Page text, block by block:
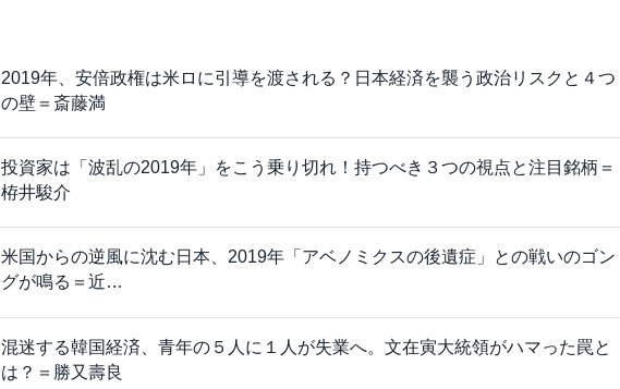
2019年、安倍政権は米ロに引導を渡される？日本経済を襲う政治リスクと４つ
の壁＝斎藤満
投資家は「波乱の2019年」をこう乗り切れ！持つべき３つの視点と注目銘柄＝
栫井駿介
米国からの逆風に沈む日本、2019年「アベノミクスの後遺症」との戦いのゴン
グが鳴る＝近…
混迷する韓国経済、青年の５人に１人が失業へ。文在寅大統領がハマった罠と
は？＝勝又壽良